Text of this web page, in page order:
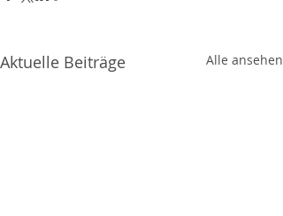
Aktuelle Beiträge Alle ansehen